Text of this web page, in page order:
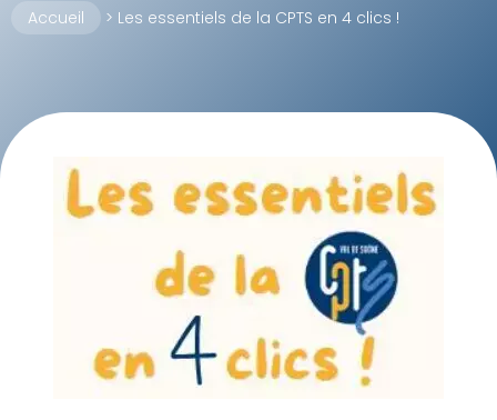
Accueil > Les essentiels de la CPTS en 4 clics !